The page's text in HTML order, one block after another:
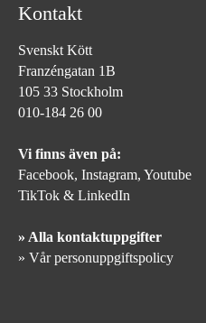
Kontakt
Svenskt Kött
Franzéngatan 1B
105 33 Stockholm
010-184 26 00
Vi finns även på:
Facebook, Instagram, Youtube
TikTok & LinkedIn
» Alla kontaktuppgifter
» Vår personuppgiftspolicy